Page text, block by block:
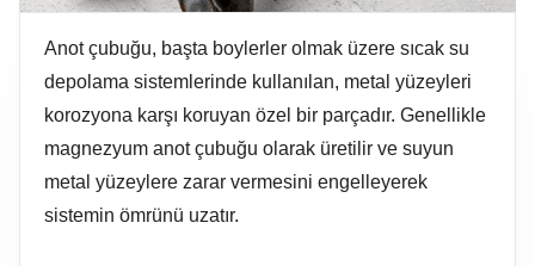
+90 346 218 13 70 bilgi@aktes.com
BİZİ TAKİP EDİN
Anot çubuğu, başta boylerler olmak üzere sıcak su
depolama sistemlerinde kullanılan, metal yüzeyleri
korozyona karşı koruyan özel bir parçadır. Genellikle
magnezyum anot çubuğu olarak üretilir ve suyun
metal yüzeylere zarar vermesini engelleyerek
sistemin ömrünü uzatır.